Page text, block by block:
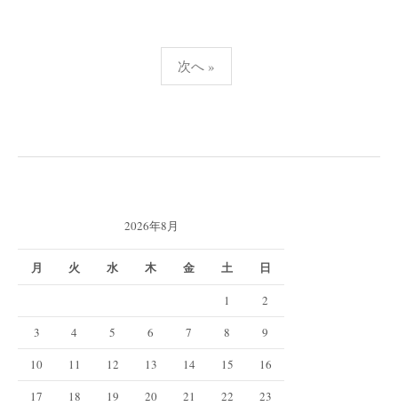
ー
り
次へ »
2026年8月
月 火 水 木 金 土 日
1
2
3
4 5 6 7 8
9
10
11 12 13 14 15
16
17
18 19 20 21 22
23